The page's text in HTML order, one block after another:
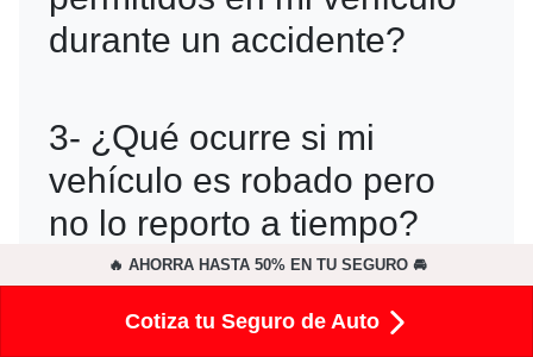
durante un accidente?
vehículo puede transportar legalmente,
el seguro podría negarse a cubrir los
daños.
3- ¿Qué ocurre si mi
vehículo es robado pero
no lo reporto a tiempo?
El seguro no cubrirá el robo si no se
informa a la aseguradora dentro del
4-¿Puedo obtener un
🔥 AHORRA HASTA 50% EN TU SEGURO 🚘
Cotiza tu Seguro de Auto